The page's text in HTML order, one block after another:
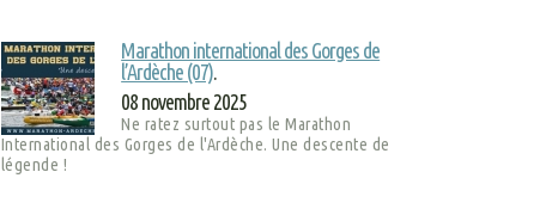
Marathon international des Gorges de
l’Ardèche (07).
08 novembre 2025
Ne ratez surtout pas le Marathon
International des Gorges de l'Ardèche. Une descente de
légende !